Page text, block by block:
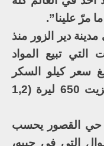
مرّ علينا”.
دير الزور منذ
التي تبيع المواد
سعر كيلو السكر
300 ليرة (0,6 دولار) وزجاجة الزيت 650 ليرة (1,2
حي القصور يحسب
التي في جيبه،